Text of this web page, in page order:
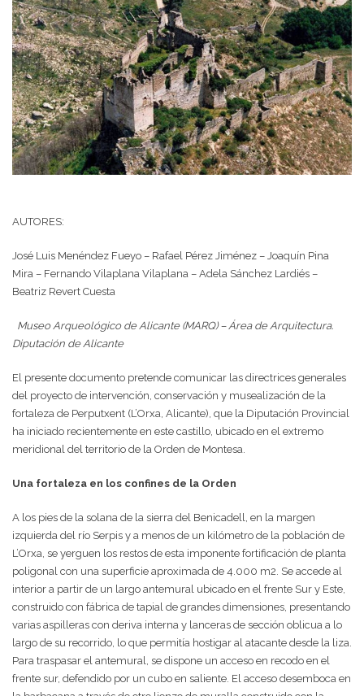
AUTORES:
José Luis Menéndez Fueyo – Rafael Pérez Jiménez – Joaquín Pina
Mira – Fernando Vilaplana Vilaplana – Adela Sánchez Lardiés –
Beatriz Revert Cuesta
Museo Arqueológico de Alicante (MARQ) – Área de Arquitectura.
Diputación de Alicante
El presente documento pretende comunicar las directrices generales
del proyecto de intervención, conservación y musealización de la
fortaleza de Perputxent (L’Orxa, Alicante), que la Diputación Provincial
ha iniciado recientemente en este castillo, ubicado en el extremo
meridional del territorio de la Orden de Montesa.
Una fortaleza en los confines de la Orden
A los pies de la solana de la sierra del Benicadell, en la margen
izquierda del río Serpis y a menos de un kilómetro de la población de
L’Orxa, se yerguen los restos de esta imponente fortificación de planta
poligonal con una superficie aproximada de 4.000 m2. Se accede al
interior a partir de un largo antemural ubicado en el frente Sur y Este,
construido con fábrica de tapial de grandes dimensiones, presentando
varias aspilleras con deriva interna y lanceras de sección oblicua a lo
largo de su recorrido, lo que permitía hostigar al atacante desde la liza.
Para traspasar el antemural, se dispone un acceso en recodo en el
frente sur, defendido por un cubo en saliente. El acceso desemboca en